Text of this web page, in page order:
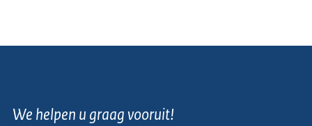
We helpen u graag vooruit!